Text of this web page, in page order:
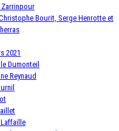
Zarrinpour
Bourit, Serge Henrotte et
2021
Dumonteil
Reynaud